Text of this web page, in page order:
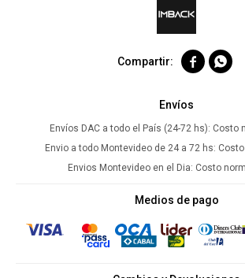
 
Envíos
Envíos DAC a todo el País (24-72 hs): Costo
Envio a todo Montevideo de 24 a 72 hs:
Envios Montevideo en el Dia: Costo
Medios de pago